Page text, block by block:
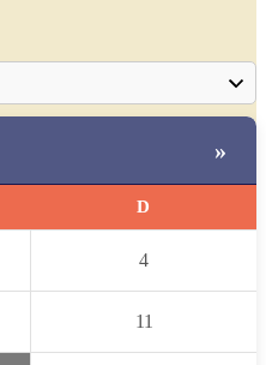
»
D
4
11